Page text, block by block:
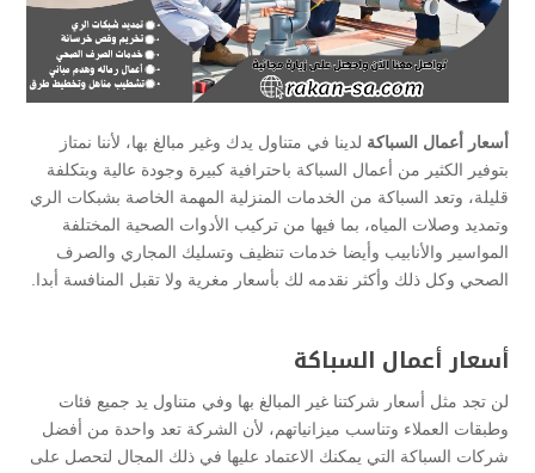
أسعار أعمال السباكة لدينا في متناول يدك وغير مبالغ بها، لأننا نمتاز
بتوفير الكثير من أعمال السباكة باحترافية كبيرة وجودة عالية وبتكلفة
قليلة، وتعد السباكة من الخدمات المنزلية المهمة الخاصة بشبكات الري
وتمديد وصلات المياه، بما فيها من تركيب الأدوات الصحية المختلفة
المواسير والأنابيب وأيضا خدمات تنظيف وتسليك المجاري والصرف
الصحي وكل ذلك وأكثر نقدمه لك بأسعار مغرية ولا تقبل المنافسة أبدا.
أسعار أعمال السباكة
لن تجد مثل أسعار شركتنا غير المبالغ بها وفي متناول يد جميع فئات
وطبقات العملاء وتناسب ميزانياتهم، لأن الشركة تعد واحدة من أفضل
شركات السباكة التي يمكنك الاعتماد عليها في ذلك المجال لتحصل على